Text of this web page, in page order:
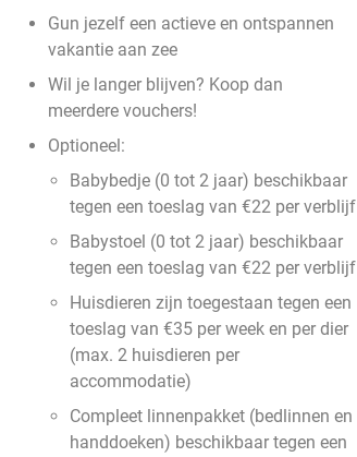
Gun jezelf een actieve en ontspannen
vakantie aan zee
Wil je langer blijven? Koop dan
meerdere vouchers!
Optioneel:
Babybedje (0 tot 2 jaar) beschikbaar
tegen een toeslag van €22 per verblijf
Babystoel (0 tot 2 jaar) beschikbaar
tegen een toeslag van €22 per verblijf
Huisdieren zijn toegestaan tegen een
toeslag van €35 per week en per dier
(max. 2 huisdieren per
accommodatie)
Compleet linnenpakket (bedlinnen en
handdoeken) beschikbaar tegen een